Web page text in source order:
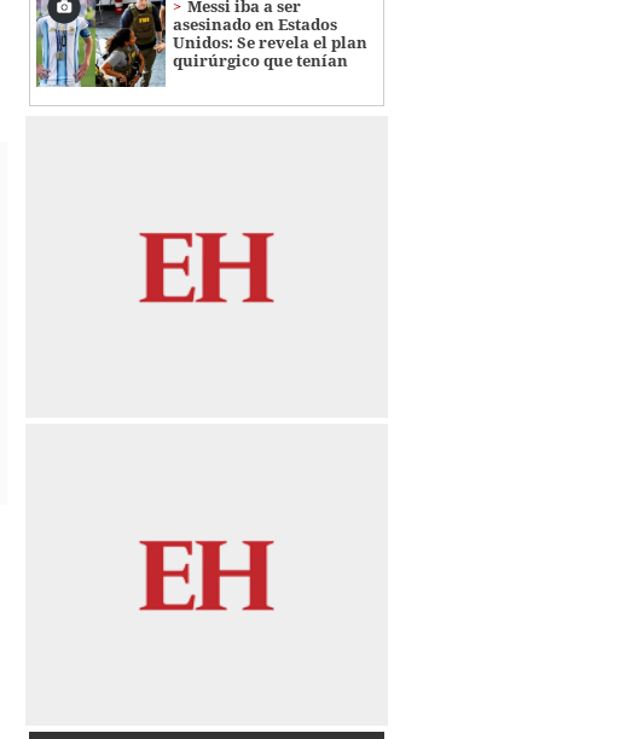
Messi iba a ser
asesinado en Estados
Unidos: Se revela el plan
quirúrgico que tenían